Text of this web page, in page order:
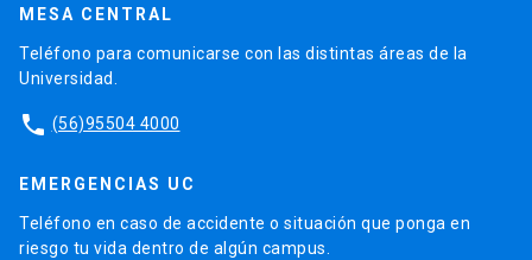
MESA CENTRAL
Teléfono para comunicarse con las distintas áreas de la
Universidad.
phone (56)95504 4000
EMERGENCIAS UC
Teléfono en caso de accidente o situación que ponga en
riesgo tu vida dentro de algún campus.